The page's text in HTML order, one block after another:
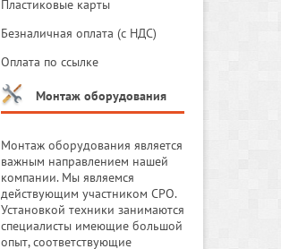
Пластиковые карты
Безналичная оплата (с НДС)
Оплата по ссылке
Монтаж оборудования
Монтаж оборудования является
важным направлением нашей
компании. Мы являемся
действующим участником СРО.
Установкой техники занимаются
специалисты имеющие большой
опыт, соответствующие